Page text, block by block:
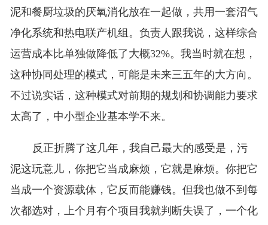
泥和餐厨垃圾的厌氧消化放在一起做，共用一套沼气
净化系统和热电联产机组。负责人跟我说，这样综合
运营成本比单独做降低了大概32%。我当时就在想，
这种协同处理的模式，可能是未来三五年的大方向。
不过说实话，这种模式对前期的规划和协调能力要求
太高了，中小型企业基本学不来。
反正折腾了这几年，我自己最大的感受是，污
泥这玩意儿，你把它当成麻烦，它就是麻烦。你把它
当成一个资源载体，它反而能赚钱。但我也做不到每
次都选对，上个月有个项目我就判断失误了，一个化